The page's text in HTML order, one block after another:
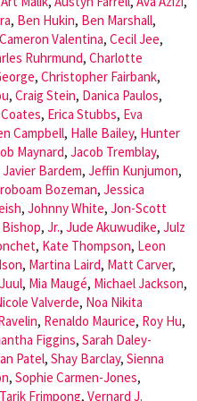
, Ben Hukin, Ben Marshall,
Cameron Valentina, Cecil Jee,
Ruhrmund, Charlotte
, Christopher Fairbank,
, Craig Stein, Danica Paulos,
, Erica Stubbs, Eva
Campbell, Halle Bailey, Hunter
Maynard, Jacob Tremblay,
Javier Bardem, Jeffin Kunjumon,
Bozeman, Jessica
, Johnny White, Jon-Scott
, Jr., Jude Akuwudike, Julz
, Kate Thompson, Leon
, Martina Laird, Matt Carver,
, Mia Maugé, Michael Jackson,
Valverde, Noa Nikita
, Renaldo Maurice, Roy Hu,
Figgins, Sarah Daley-
Patel, Shay Barclay, Sienna
, Sophie Carmen-Jones,
Tarik Frimpong, Vernard J.